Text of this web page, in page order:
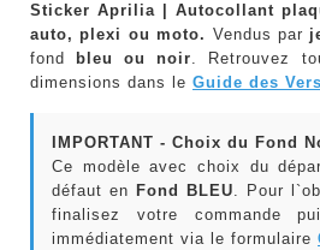
Sticker Aprilia | Autocollant
auto, plexi ou moto. Vendus par
fond
bleu ou noir. Retrouvez
dimensions dans le Guide des
IMPORTANT - Choix du Fond
Ce modèle avec choix du
défaut en Fond BLEU. Pour
finalisez votre commande
immédiatement via le formulaire